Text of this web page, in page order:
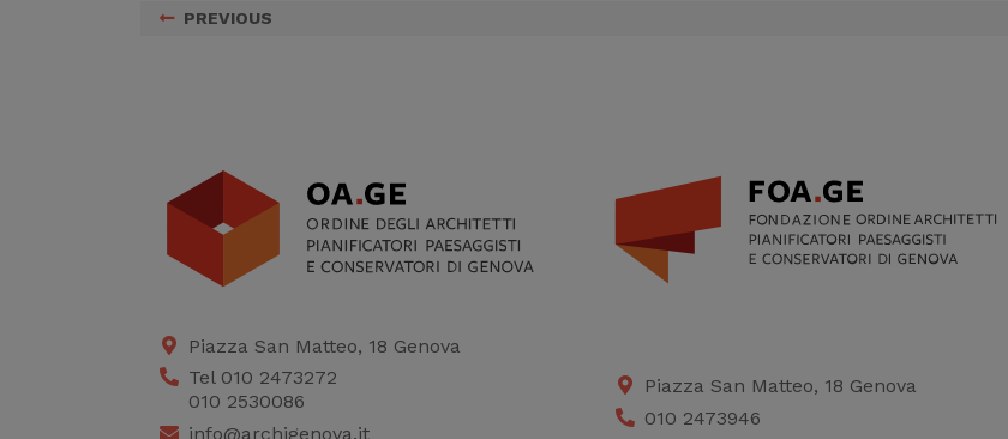
PREVIOUS
Piazza San Matteo, 18 Genova
Tel 010 2473272
010 2530086
info@archigenova.it
Piazza San Matteo, 18 Genova
010 2473946